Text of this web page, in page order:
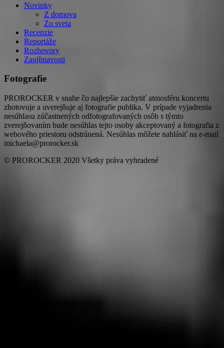
Novinky
Z domova
Zo sveta
Recenzie
Reportáže
Rozhovory
Zaujímavosti
Fotografie
PROROCKER v snahe čo najlepšie zachytiť atmosféru koncertu
zhotovuje a uverejňuje aj fotografie publika. V prípade vyjadrenia
nesúhlasu zúčastnených odfotografovaných osôb s týmto
zverejňovaním bude nesúhlas tejto osoby akceptovaný a fotografia z
webového priestoru odstránená. Nesúhlas môžete nahlásiť na e-mail
michaela@prorocker.sk
© PROROCKER 2020 Všetky práva vyhradené